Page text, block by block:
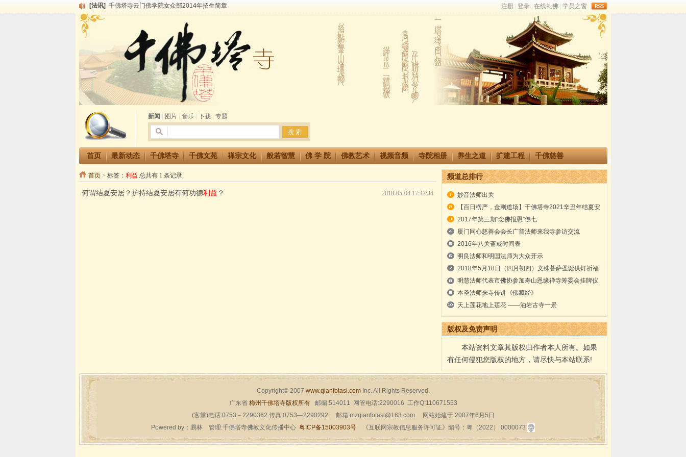
[法讯] 千佛塔寺云门佛学院女众部2014年招生简章
[法讯]
[法讯]
共赴华藏世界 进入最后七天倒计时 殊胜华严法会 快快同享富贵庄严海
千佛塔寺阅藏堂周末阅藏报名通知
[法讯]
清明节祭祖报恩地藏法会
[法讯] 本寺方丈上明下慧尼和尚开讲《六祖坛经》
[法讯]
2015-3-26师父于法堂对大众的开示
[法讯]
广东千佛塔寺云门佛学院女众部 2016年招生简章
[法讯]
恭请海涛法师莅临千佛塔寺弘法
[法讯] 2014年七月大法会 祈福息灾地藏七 冥阳两利普渡群蒙盂兰盆
新闻 图片| 音乐| 下载| 专题
首页 最新动态 千佛塔寺 千佛文苑 禅宗文化 般若智慧 佛 学 院 佛教艺术 视频音频 寺院相册 养生之道 扩建工程 千佛慈善
首页> 标签： 利益 总共有 1 条记录
2018-05-04 17:47:34
·何谓结夏安居？护持结夏安居有何功德利益 ？
频道总排行
妙音法师出关
【百日楞严，金刚道场】千佛塔寺2021辛丑年结夏安
居楞严共修法会通启
2017年第三期“念佛报恩”佛七
厦门同心慈善会会长广普法师来我寺参访交流
2016年八关斋戒时间表
明良法师和明国法师为大众开示
2018年5月18日（四月初四）文殊菩萨圣诞供灯祈福
法会通启
明慧法师代表市佛协参加寿山恩缘禅寺筹委会挂牌仪
式
本圣法师来寺传讲《佛藏经》
天上莲花地上莲花 ——油岩古寺一景
版权及免责声明
本站资料文章其版权归作者本人所有。如果
有任何侵犯您版权的地方，请尽快与本站联系!
Copyright© 2007 www.qianfotasi.comInc. All Rights Reserved.
广东省 梅州千佛塔寺版权所有邮编:514011 网管电话:2290016 工作Q:110671553
(客堂)电话:0753－2290362 传真:0753—2290292 邮箱:mzqianfotasi@163.com 网站始建于:2007年6月5日
Powered by： 易林 管理:千佛塔寺佛教文化传播中心 粤ICP备15003903号 《互联网宗教信息服务许可证》编号：粤（2022） 0000073